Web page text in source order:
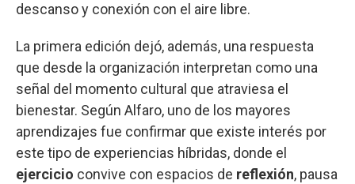
descanso y conexión con el aire libre.
La primera edición dejó, además, una respuesta
que desde la organización interpretan como una
señal del momento cultural que atraviesa el
bienestar. Según Alfaro, uno de los mayores
aprendizajes fue confirmar que existe interés por
este tipo de experiencias híbridas, donde el
ejercicio convive con espacios de reflexión, pausa